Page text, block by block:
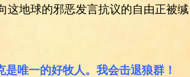
这地球的邪恶发言抗议的自由正被缄
唯一的好牧人。我会击退狼群！